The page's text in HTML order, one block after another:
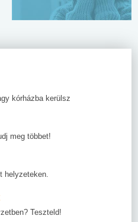
kórházba kerülsz
meg többet!
helyzeteken.
Teszteld!